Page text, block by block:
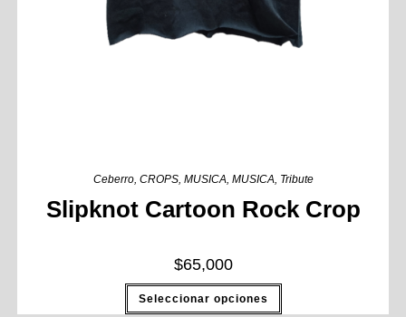
Ceberro, CROPS, MUSICA, MUSICA, Tribute
Slipknot Cartoon Rock Crop
$65,000
Seleccionar opciones